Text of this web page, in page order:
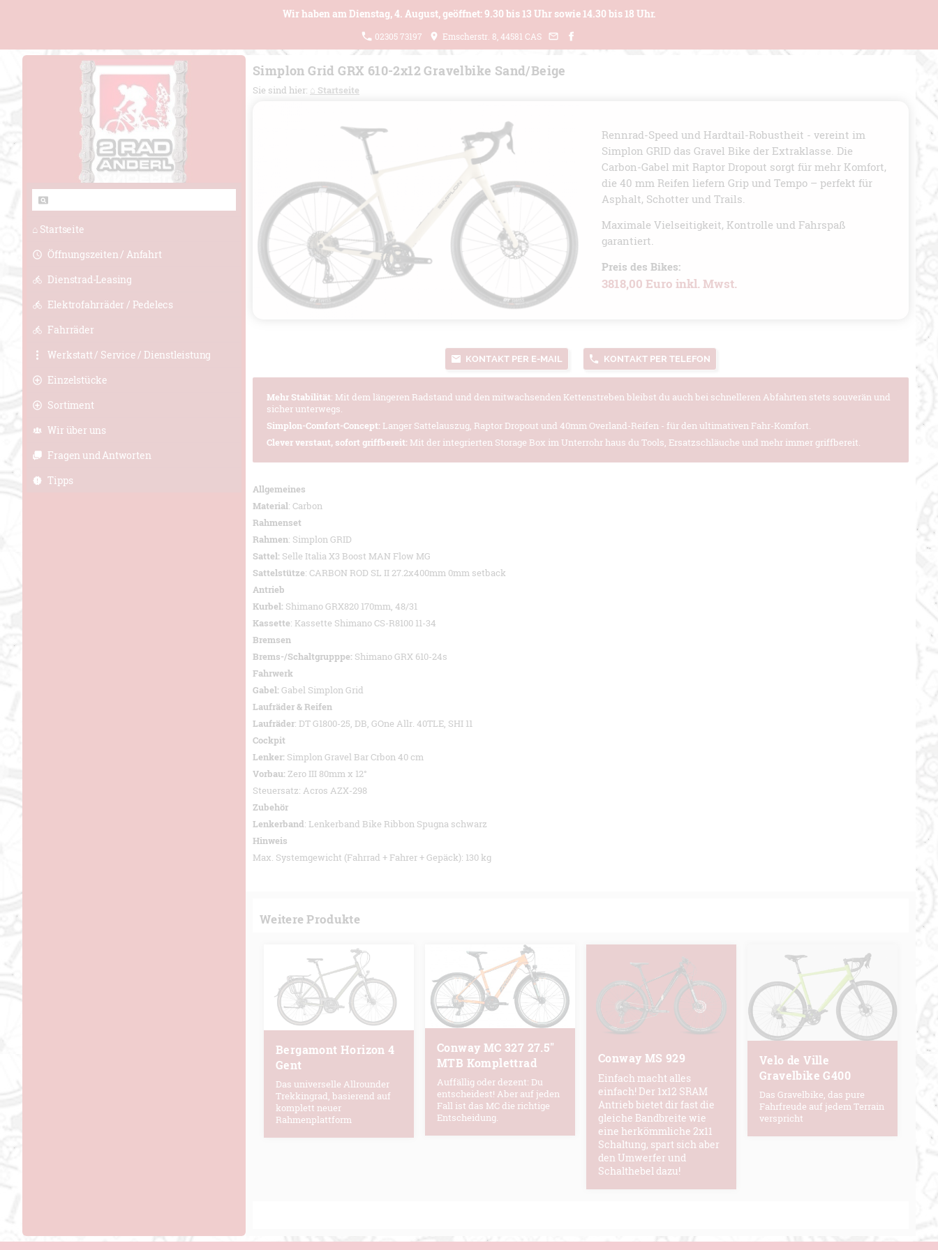
Wir haben am Dienstag, 4. August, geöffnet: 9.30 bis 13 Uhr sowie 14.30 bis 18 Uhr.
02305 73197 Emscherstr. 8, 44581 CAS
⌂ Startseite
Öffnungszeiten / Anfahrt
Dienstrad-Leasing
Elektrofahrräder / Pedelecs
Fahrräder
Werkstatt / Service / Dienstleistung
Einzelstücke
Sortiment
Wir über uns
Fragen und Antworten
Tipps
Simplon Grid GRX 610-2x12 Gravelbike Sand/Beige
Sie sind hier: ⌂ Startseite
Rennrad-Speed und Hardtail-Robustheit - vereint im
Simplon GRID das Gravel Bike der Extraklasse. Die
Carbon-Gabel mit Raptor Dropout sorgt für mehr Komfort,
die 40 mm Reifen liefern Grip und Tempo – perfekt für
Asphalt, Schotter und Trails.
Maximale Vielseitigkeit, Kontrolle und Fahrspaß
garantiert.
Preis des Bikes:
3818,00 Euro inkl. Mwst.
KONTAKT PER E-MAIL KONTAKT PER TELEFON
Mehr Stabilität: Mit dem längeren Radstand und den mitwachsenden Kettenstreben bleibst du auch bei schnelleren Abfahrten stets souverän und
sicher unterwegs.
Simplon-Comfort-Concept: Langer Sattelauszug, Raptor Dropout und 40mm Overland-Reifen - für den ultimativen Fahr-Komfort.
Clever verstaut, sofort griffbereit: Mit der integrierten Storage Box im Unterrohr haus du Tools, Ersatzschläuche und mehr immer griffbereit.
Allgemeines
Material: Carbon
Rahmenset
Rahmen: Simplon GRID
Sattel: Selle Italia X3 Boost MAN Flow MG
Sattelstütze: CARBON ROD SL II 27.2x400mm 0mm setback
Antrieb
Kurbel: Shimano GRX820 170mm, 48/31
Kassette: Kassette Shimano CS-R8100 11-34
Bremsen
Brems-/Schaltgrupppe: Shimano GRX 610-24s
Fahrwerk
Gabel: Gabel Simplon Grid
Laufräder & Reifen
Laufräder: DT G1800-25, DB, GOne Allr. 40TLE, SHI 11
Cockpit
Lenker: Simplon Gravel Bar Crbon 40 cm
Vorbau: Zero III 80mm x 12°
Steuersatz: Acros AZX-298
Zubehör
Lenkerband: Lenkerband Bike Ribbon Spugna schwarz
Hinweis
Max. Systemgewicht (Fahrrad + Fahrer + Gepäck): 130 kg
Weitere Produkte
Bergamont Horizon 4
Gent
Das universelle Allrounder
Trekkingrad, basierend auf
komplett neuer
Rahmenplattform
Conway MC 327 27.5"
MTB Komplettrad
Auffällig oder dezent: Du
entscheidest! Aber auf jeden
Fall ist das MC die richtige
Entscheidung.
Conway MS 929
Einfach macht alles
einfach! Der 1x12 SRAM
Antrieb bietet dir fast die
gleiche Bandbreite wie
eine herkömmliche 2x11
Schaltung, spart sich aber
den Umwerfer und
Schalthebel dazu!
Velo de Ville
Gravelbike G400
Das Gravelbike, das pure
Fahrfreude auf jedem Terrain
verspricht